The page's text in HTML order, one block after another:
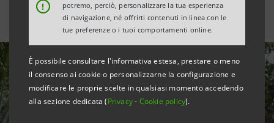
!
potremo, perciò, personalizzare la tua esperienza
di navigazione, né offrirti contenuti in linea con le
tue preferenze o i tuoi comportamenti online.
È possibile consultare l'informativa estesa, prestare o meno
il consenso ai cookie o personalizzarne la configurazione e
modificare le proprie scelte in qualsiasi momento accedendo
alla sezione dedicata (Privacy- Cookie policy).